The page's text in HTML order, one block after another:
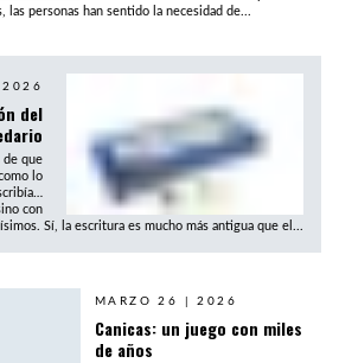
personas han sentido la necesidad de...
del
de que
lo
con
Sí, la escritura es mucho más antigua que el...
MARZO 26 | 2026
Canicas: un juego con miles
de años